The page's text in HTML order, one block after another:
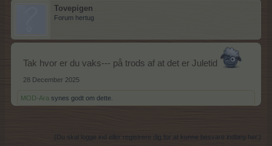
Tovepigen
Forum hertug
Tak hvor er du vaks--- på trods af at det er Juletid
28 December 2025
MOD-Ara synes godt om dette.
(Du skal logge ind eller registrere dig for at kunne besvare indlæg her.)